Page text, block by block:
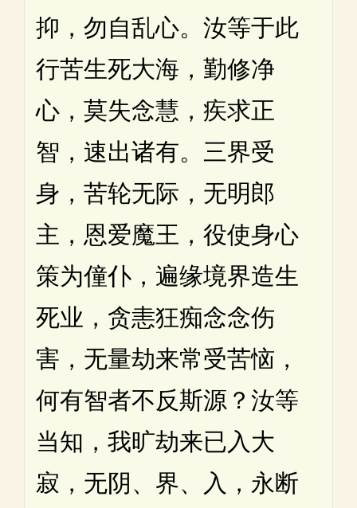
抑，勿自乱心。汝等于此
行苦生死大海，勤修净
心，莫失念慧，疾求正
智，速出诸有。三界受
身，苦轮无际，无明郎
主，恩爱魔王，役使身心
策为僮仆，遍缘境界造生
死业，贪恚狂痴念念伤
害，无量劫来常受苦恼，
何有智者不反斯源？汝等
当知，我旷劫来已入大
寂，无阴、界、入，永断